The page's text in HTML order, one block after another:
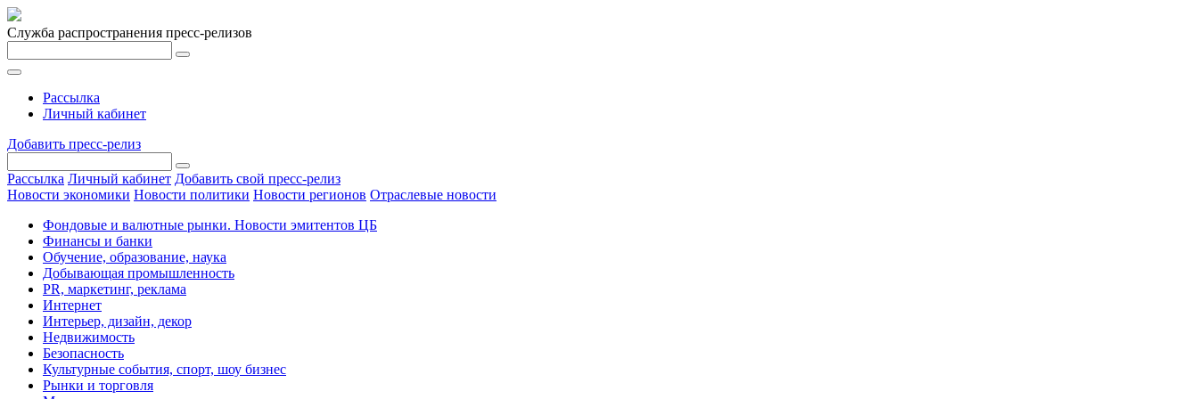
Служба распространения пресс-релизов
Рассылка
Личный кабинет
Добавить пресс-релиз
Рассылка Личный кабинет Добавить свой пресс-релиз
Новости экономики Новости политики Новости регионов Отраслевые новости
Фондовые и валютные рынки. Новости эмитентов ЦБ
Финансы и банки
Обучение, образование, наука
Добывающая промышленность
PR, маркетинг, реклама
Интернет
Интерьер, дизайн, декор
Недвижимость
Безопасность
Культурные события, спорт, шоу бизнес
Рынки и торговля